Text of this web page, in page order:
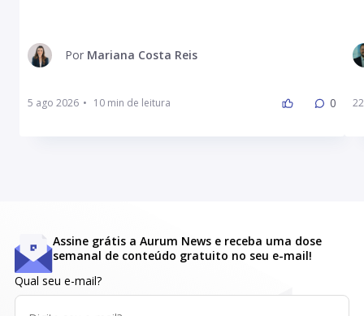
Por Mariana Costa Reis
5 ago 2026 • 0
Assine grátis a Aurum News e receba uma dose
semanal de conteúdo gratuito no seu e-mail!
Qual seu e-mail?